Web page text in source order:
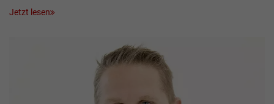
Jetzt lesen